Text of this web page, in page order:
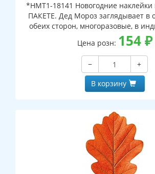
*НМТ1-18141 Новогодние наклейки
ПАКЕТЕ. Дед Мороз заглядывает в
обеих сторон, многоразовые, в
упаковке, с европодвесом и
Цена розн: 154₽
−
+
В корзину